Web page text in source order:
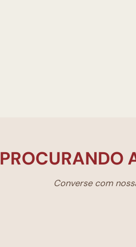
PROCURANDO
Converse com